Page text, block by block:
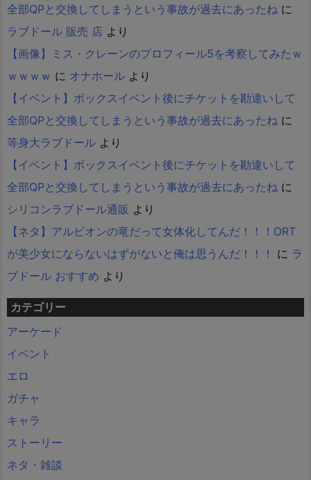
全部QPと交換してしまうという事故が過去にあったね に
ラブドール 販売 店 より
【画像】ミス・クレーンのプロフィール5を考察してみたｗ
ｗｗｗｗ に オナホール より
【イベント】ボックスイベント後にチケットを勘違いして
全部QPと交換してしまうという事故が過去にあったね に
等身大ラブドール より
【イベント】ボックスイベント後にチケットを勘違いして
全部QPと交換してしまうという事故が過去にあったね に
シリコンラブドール通販 より
【ネタ】アルビオンの竜だって女体化してんだ！！！ORT
が美少女にならないはずがないと俺は思うんだ！！！
に ラ
ブドール おすすめ より
カテゴリー
アーケード
イベント
エロ
ガチャ
キャラ
ストーリー
ネタ・雑談